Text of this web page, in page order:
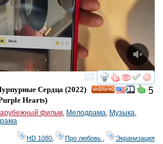
смотреть
5
Сердца(2022)
Hearts)
фильм, Мелодрама, Музыка,
HD 1080, Про любовь , Экранизация